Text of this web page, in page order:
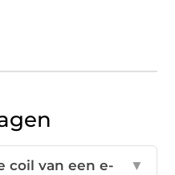
coil van een e-
▼